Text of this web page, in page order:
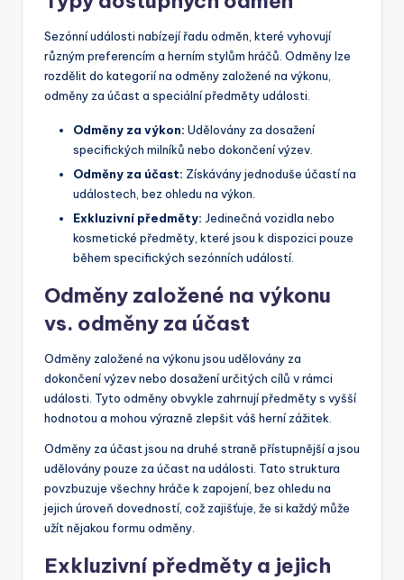
Sezónní události nabízejí řadu odměn, které vyhovují
různým preferencím a herním stylům hráčů. Odměny lze
rozdělit do kategorií na odměny založené na výkonu,
odměny za účast a speciální předměty události.
Odměny za výkon: Udělovány za dosažení
specifických milníků nebo dokončení výzev.
Odměny za účast: Získávány jednoduše účastí na
událostech, bez ohledu na výkon.
Exkluzivní předměty: Jedinečná vozidla nebo
kosmetické předměty, které jsou k dispozici pouze
během specifických sezónních událostí.
Odměny založené na výkonu
vs. odměny za účast
Odměny založené na výkonu jsou udělovány za
dokončení výzev nebo dosažení určitých cílů v rámci
události. Tyto odměny obvykle zahrnují předměty s vyšší
hodnotou a mohou výrazně zlepšit váš herní zážitek.
Odměny za účast jsou na druhé straně přístupnější a jsou
udělovány pouze za účast na události. Tato struktura
povzbuzuje všechny hráče k zapojení, bez ohledu na
jejich úroveň dovedností, což zajišťuje, že si každý může
užít nějakou formu odměny.
Exkluzivní předměty a jejich